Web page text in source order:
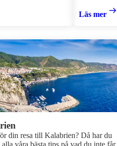
Läs mer
din resa till Kalabrien? Då har du
våra bästa tips på vad du inte får